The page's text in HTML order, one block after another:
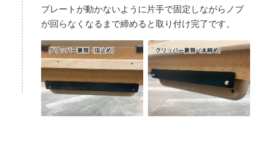
プレートが動かないように片手で固定しながらノブ
が回らなくなるまで締めると取り付け完了です。